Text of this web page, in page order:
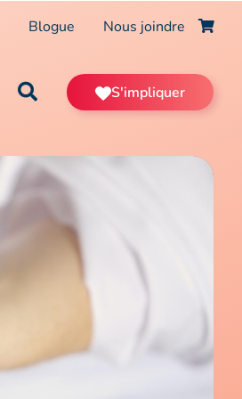
Blogue Nous joindre
S'impliquer